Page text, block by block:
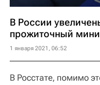
В России
прожиточный
1 января 2021, 06:52
В Росстате, помимо